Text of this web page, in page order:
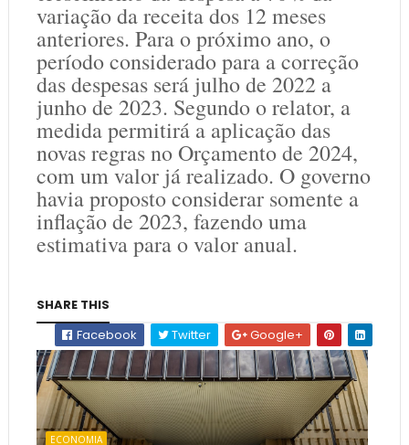
variação da receita dos 12 meses
anteriores. Para o próximo ano, o
período considerado para a correção
das despesas será julho de 2022 a
junho de 2023. Segundo o relator, a
medida permitirá a aplicação das
novas regras no Orçamento de 2024,
com um valor já realizado. O governo
havia proposto considerar somente a
inflação de 2023, fazendo uma
estimativa para o valor anual.
SHARE THIS
Facebook
Twitter Google+
ECONOMIA